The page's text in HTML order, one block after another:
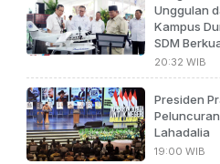
Unggulan
Kampus
SDM
20:32 WIB
Presiden
Lahadalia
19:00 WIB